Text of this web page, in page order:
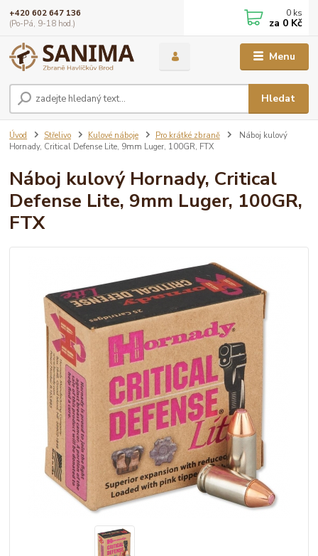
Menu
Hledat
+420 602 647 136
(Po-Pá, 9-18 hod.)
0 ks
za 0 Kč
Úvod Střelivo Kulové náboje Pro krátké zbraně
Náboj kulový
Hornady, Critical Defense Lite, 9mm Luger, 100GR, FTX
Náboj kulový Hornady, Critical
Defense Lite, 9mm Luger, 100GR,
FTX